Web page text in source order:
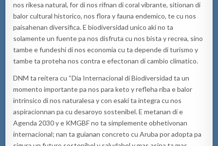
nos rikesa natural, for di nos rifnan di coral vibrante, sitionan di
balor cultural historico, nos flora y fauna endemico, te cu nos
paisahenan diversifica. E biodiversidad unico aki no ta
solamente un fuente pa nos disfruta cu nos bista y recrea, sino
tambe e fundeshi di nos economia cu ta depende di turismo y
tambe ta proteha nos contra e efectonan di cambio climatico.
DNM ta reitera cu “Dia Internacional di Biodiversidad ta un
momento importante pa nos para keto y refleha riba e balor
intrinsico di nos naturalesa y con esaki ta integra cu nos
aspiracionnan pa cu desaroyo sostenibel. E metanan di e
Agenda 2030 y e KMGBF no ta simplemente obhetivonan
internacional; nan ta guianan concreto cu Aruba por adopta pa